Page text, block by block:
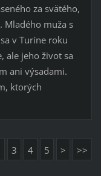
za svätého,
Mladého muža s
v Turíne roku
ale jeho život sa
ani výsadami.
ktorých
3 4 5 > >>